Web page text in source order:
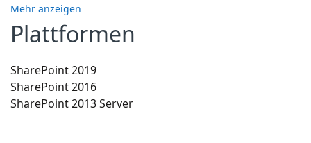
Mehr anzeigen
Plattformen
SharePoint 2019
SharePoint 2016
SharePoint 2013 Server